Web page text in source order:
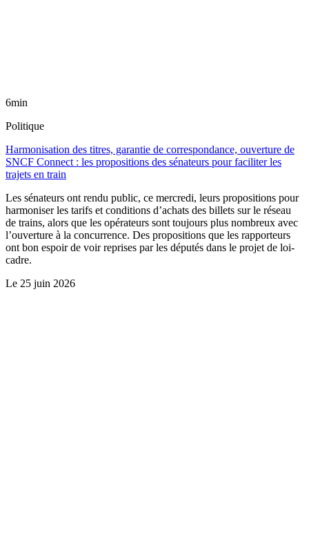
6min
Politique
Harmonisation des titres, garantie de correspondance, ouverture de
SNCF Connect : les propositions des sénateurs pour faciliter les
trajets en train
Les sénateurs ont rendu public, ce mercredi, leurs propositions pour
harmoniser les tarifs et conditions d’achats des billets sur le réseau
de trains, alors que les opérateurs sont toujours plus nombreux avec
l’ouverture à la concurrence. Des propositions que les rapporteurs
ont bon espoir de voir reprises par les députés dans le projet de loi-
cadre.
Le 25 juin 2026